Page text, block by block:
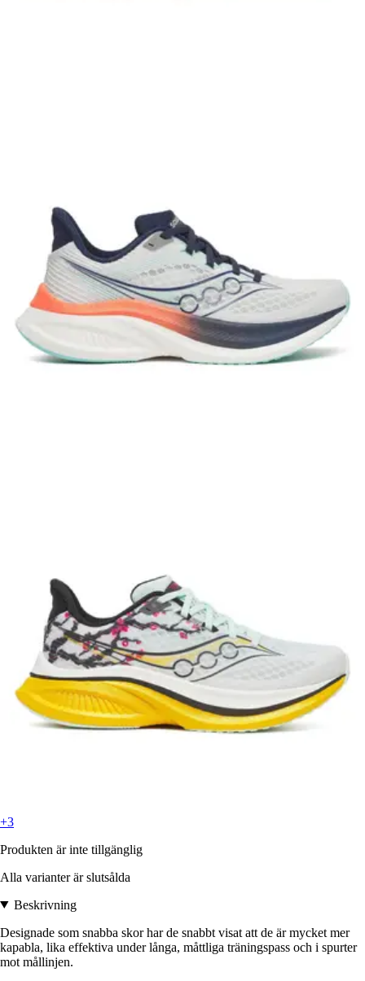
+3
Produkten är inte tillgänglig
Alla varianter är slutsålda
Beskrivning
Designade som snabba skor har de snabbt visat att de är mycket mer
kapabla, lika effektiva under långa, måttliga träningspass och i spurter
mot mållinjen.